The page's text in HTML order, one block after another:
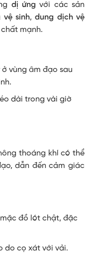
dị ứng với các sản
vệ sinh,dung dịch vệ
mạnh.
ở vùng âm đạo sau
dài trong vài giờ
thoáng khí có thể
dẫn đến cảm giác
đồ lót chật, đặc
do cọ xát với vải.